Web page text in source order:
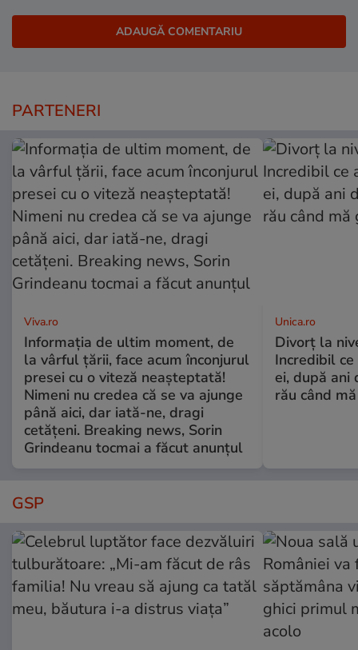
PARTENERI
Viva.ro
Informația de ultim moment, de
la vârful țării, face acum înconjurul
presei cu o viteză neașteptată!
Nimeni nu credea că se va ajunge
până aici, dar iată-ne, dragi
cetățeni. Breaking news, Sorin
Grindeanu tocmai a făcut anunțul
Unica.ro
Divorț la
Incredibil
ei, după ani
rău când
GSP